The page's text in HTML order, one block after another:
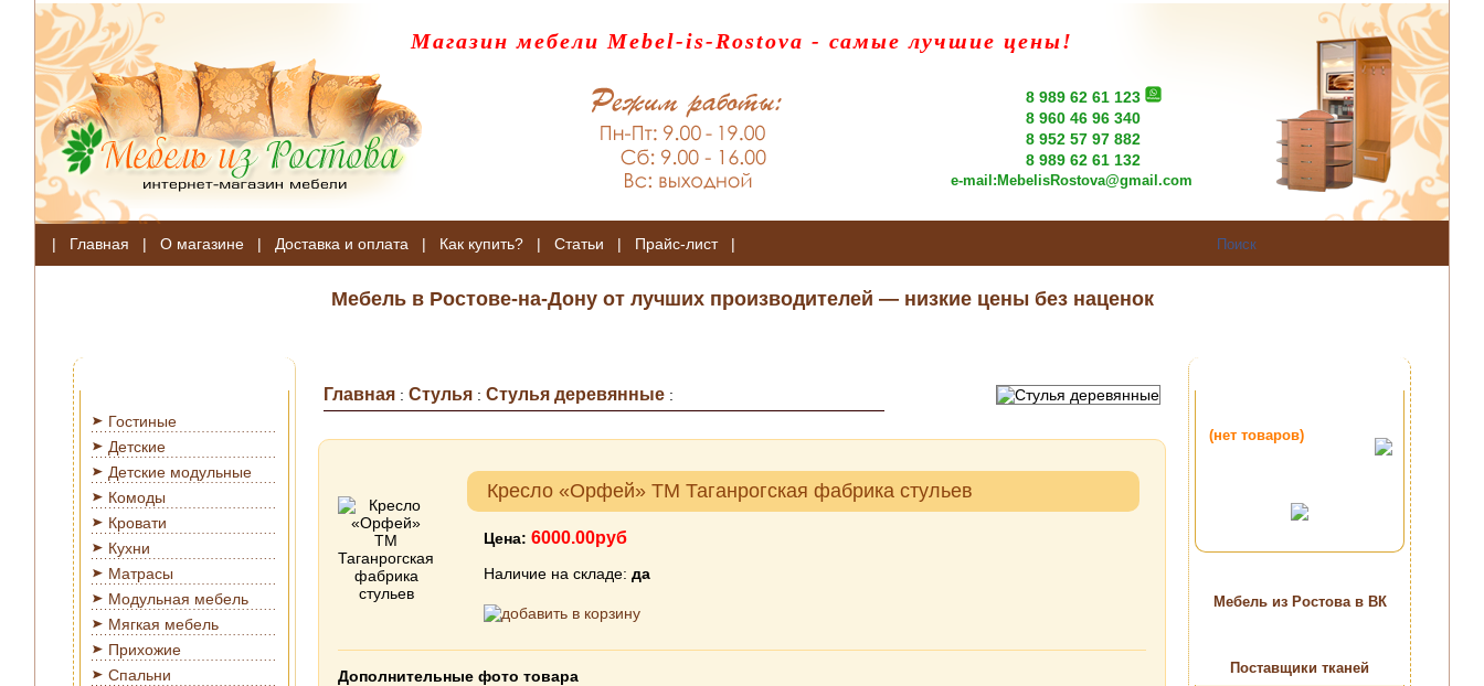
Магазин мебели Mebel-is-Rostova - самые лучшие цены!
8 989 62 61 123
8 960 46 96 340
8 952 57 97 882
8 989 62 61 132
e-mail: MebelisRostova@gmail.com
| Главная | О магазине | Доставка и оплата | Как купить? | Статьи | Прайс-лист |
Мебель в Ростове-на-Дону от лучших производителей — низкие цены без наценок
Гостиные
Детские
Детские модульные
Комоды
Кровати
Кухни
Матрасы
Модульная мебель
Мягкая мебель
Прихожие
Спальни
Главная : Стулья : Стулья деревянные :
Кресло «Орфей» ТМ Таганрогская фабрика стульев
Цена: 6000.00руб
Наличие на складе: да
Дополнительные фото товара
Мебель из Ростова в ВК
Поставщики тканей